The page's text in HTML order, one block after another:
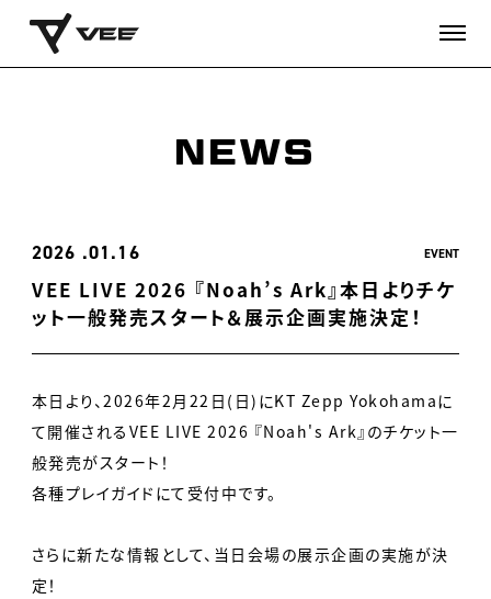
NEWS
2026 01.16 EVENT
VEE LIVE 2026 『Noah’s Ark』本日よりチケ
ット一般発売スタート＆展示企画実施決定！
本日より、2026年2月22日(日)にKT Zepp Yokohamaに
て開催されるVEE LIVE 2026 『Noah's Ark』のチケット一
般発売がスタート！
各種プレイガイドにて受付中です。
さらに新たな情報として、当日会場の展示企画の実施が決
定！